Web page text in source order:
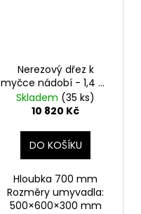
Nerezový dřez k
myčce nádobí - 1,4 m,
1 umyvadlo vlevo,
hloubka 70 cm
Skladem (35 ks)
10 820 Kč
DO KOŠÍKU
Hloubka 700 mm
Rozměry umyvadla:
500×600×300 mm